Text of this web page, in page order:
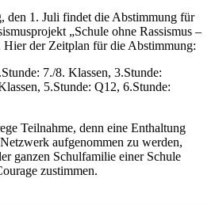
den 1. Juli findet die Abstimmung für
„Schule ohne Rassismus –
Hier der Zeitplan für die Abstimmung:
7./8. Klassen, 3.Stunde:
5.Stunde: Q12, 6.Stunde:
Teilnahme, denn eine Enthaltung
aufgenommen zu werden,
ganzen Schulfamilie einer Schule
zustimmen.